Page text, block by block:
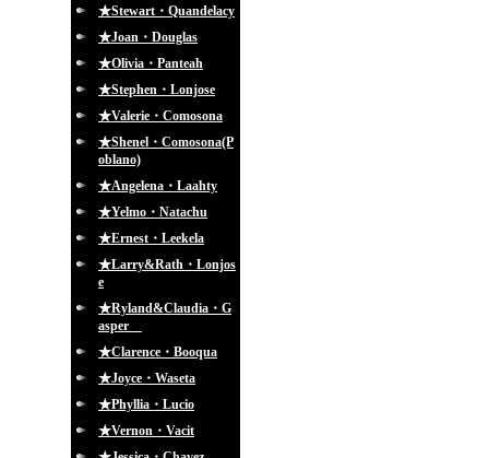
★Stewart・Quandelacy
★Joan・Douglas
★Olivia・Panteah
★Stephen・Lonjose
★Valerie・Comosona
★Shenel・Comosona(P
oblano)
★Angelena・Laahty
★Yelmo・Natachu
★Ernest・Leekela
★Larry&Rath・Lonjos
e
★Ryland&Claudia・G
asper
★Clarence・Booqua
★Joyce・Waseta
★Phyllia・Lucio
★Vernon・Vacit